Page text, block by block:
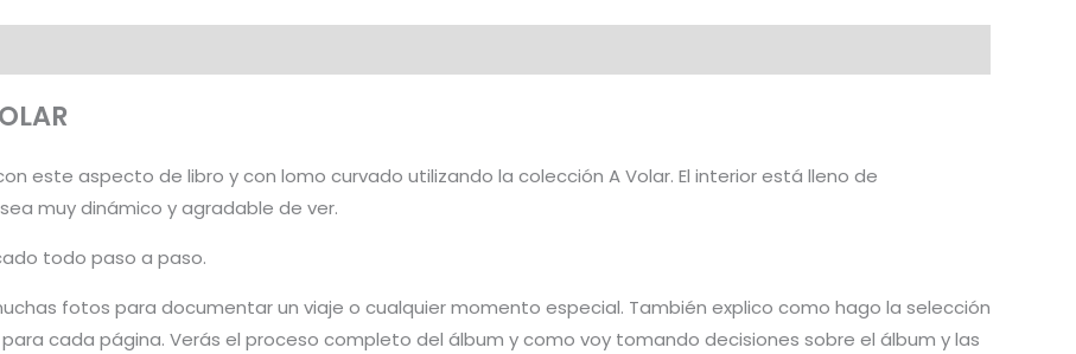
este aspecto de libro y con lomo curvado utilizando la colección A Volar. El interior está lleno de
muy dinámico y agradable de ver.
todo paso a paso.
fotos para documentar un viaje o cualquier momento especial. También explico como hago la selección
cada página. Verás el proceso completo del álbum y como voy tomando decisiones sobre el álbum y las